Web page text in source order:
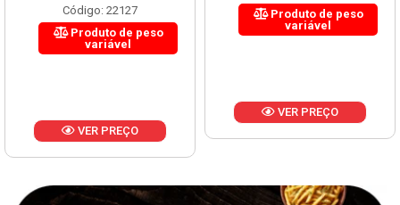
Código: 22127
Produto de peso
variável
VER PREÇO
Produto de peso
variável
VER PREÇO